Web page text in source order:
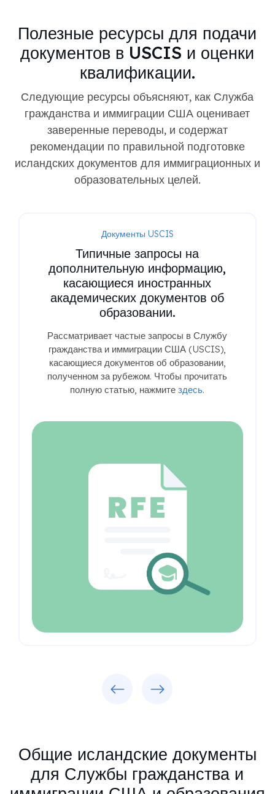
Полезные ресурсы для подачи
документов в USCIS и оценки
квалификации.
Следующие ресурсы объясняют, как Служба
гражданства и иммиграции США оценивает
заверенные переводы, и содержат
рекомендации по правильной подготовке
исландских документов для иммиграционных и
образовательных целей.
Документы USCIS
Типичные запросы на
дополнительную информацию,
касающиеся иностранных
академических документов об
образовании.
Рассматривает частые запросы в Службу
гражданства и иммиграции США (USCIS),
касающиеся документов об образовании,
полученном за рубежом. Чтобы прочитать
полную статью, нажмите здесь.
Общие исландские документы
для Службы гражданства и